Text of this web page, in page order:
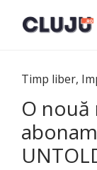
Timp liber,
O nouă